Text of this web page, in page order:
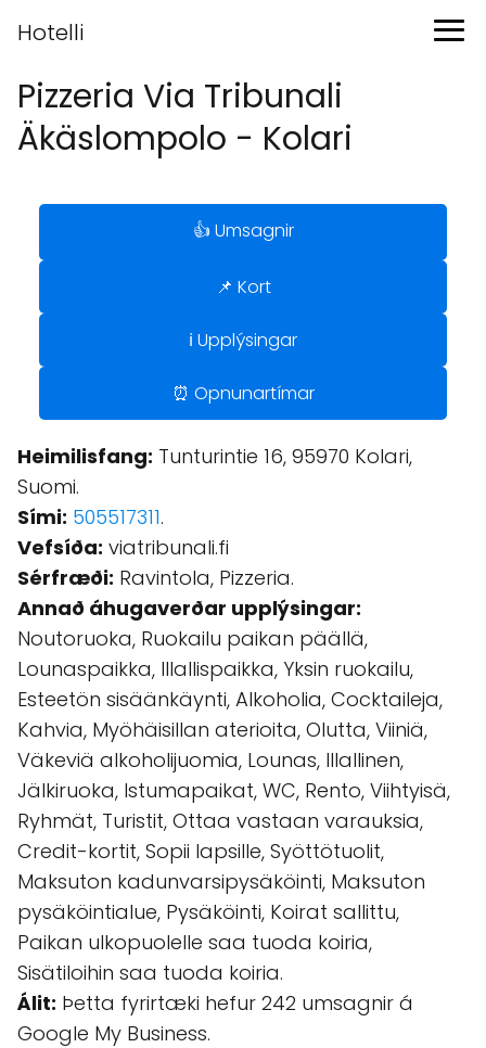
Hotelli
Pizzeria Via Tribunali
Äkäslompolo - Kolari
👍 Umsagnir
📌 Kort
ℹ️ Upplýsingar
⏰ Opnunartímar
Heimilisfang: Tunturintie 16, 95970 Kolari,
Suomi.
Sími: 505517311.
Vefsíða: viatribunali.fi
Sérfræði: Ravintola, Pizzeria.
Annað áhugaverðar upplýsingar:
Noutoruoka, Ruokailu paikan päällä,
Lounaspaikka, Illallispaikka, Yksin ruokailu,
Esteetön sisäänkäynti, Alkoholia, Cocktaileja,
Kahvia, Myöhäisillan aterioita, Olutta, Viiniä,
Väkeviä alkoholijuomia, Lounas, Illallinen,
Jälkiruoka, Istumapaikat, WC, Rento, Viihtyisä,
Ryhmät, Turistit, Ottaa vastaan varauksia,
Credit-kortit, Sopii lapsille, Syöttötuolit,
Maksuton kadunvarsipysäköinti, Maksuton
pysäköintialue, Pysäköinti, Koirat sallittu,
Paikan ulkopuolelle saa tuoda koiria,
Sisätiloihin saa tuoda koiria.
Álit: Þetta fyrirtæki hefur 242 umsagnir á
Google My Business.